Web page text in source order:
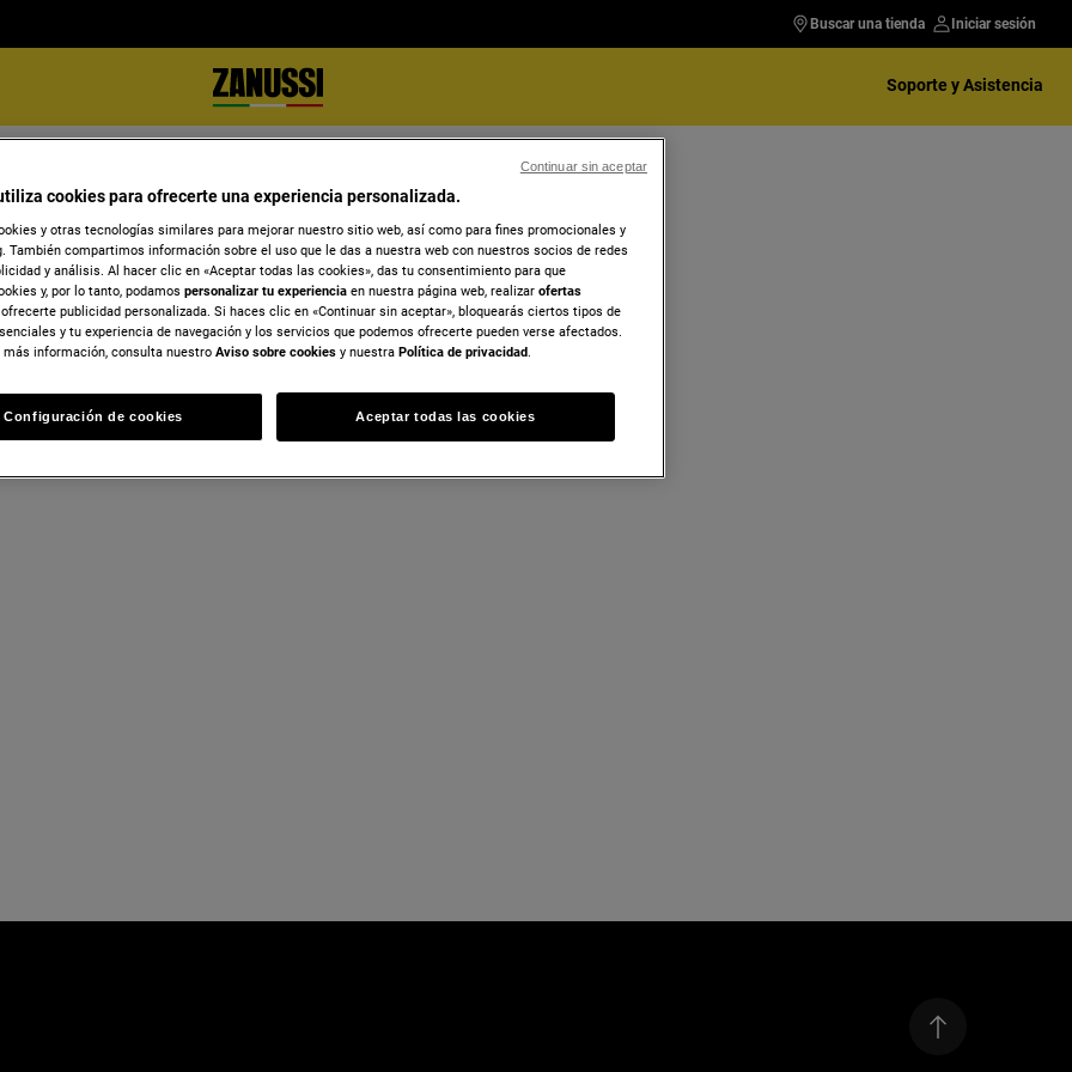
Buscar una tienda Iniciar sesión
Soporte y Asistencia
cookies para ofrecerte una experiencia personalizada.
y otras tecnologías similares para mejorar nuestro sitio web, así como para fines promocionales y
También compartimos información sobre el uso que le das a nuestra web con nuestros socios de redes
y análisis. Al hacer clic en «Aceptar todas las cookies», das tu consentimiento para que
y, por lo tanto, podamos personalizar tu experiencia en nuestra página web, realizar ofertas
publicidad personalizada. Si haces clic en «Continuar sin aceptar», bloquearás ciertos tipos de
y tu experiencia de navegación y los servicios que podemos ofrecerte pueden verse afectados.
más información, consulta nuestro Aviso sobre cookies y nuestra Política de privacidad.
Configuración de cookies Aceptar todas las cookies
Continuar sin aceptar